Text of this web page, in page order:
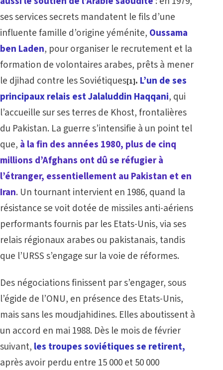
ses services secrets mandatent le fils d’une
influente famille d’origine yéménite, Oussama
ben Laden, pour organiser le recrutement et la
formation de volontaires arabes, prêts à mener
le djihad contre les Soviétiques[1]. L’un de ses
principaux relais est Jalaluddin Haqqani, qui
l’accueille sur ses terres de Khost, frontalières
du Pakistan. La guerre s’intensifie à un point tel
que, à la fin des années 1980, plus de cinq
millions d’Afghans ont dû se réfugier à
l’étranger, essentiellement au Pakistan et en
Iran. Un tournant intervient en 1986, quand la
résistance se voit dotée de missiles anti-aériens
performants fournis par les Etats-Unis, via ses
relais régionaux arabes ou pakistanais, tandis
que l’URSS s’engage sur la voie de réformes.
Des négociations finissent par s’engager, sous
l’égide de l’ONU, en présence des Etats-Unis,
mais sans les moudjahidines. Elles aboutissent à
un accord en mai 1988. Dès le mois de février
suivant, les troupes soviétiques se retirent,
après avoir perdu entre 15 000 et 50 000